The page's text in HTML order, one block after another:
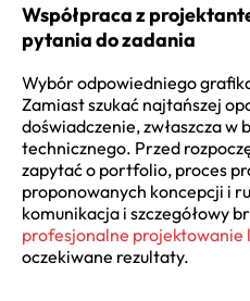
Współpraca z
pytania do zadania
Wybór odpowiedniego
Zamiast szukać najtańszej
doświadczenie, zwłaszcza w
technicznego. Przed
zapytać o portfolio, proces
proponowanych koncepcji i
komunikacja i szczegółowy
profesjonalne projektowanie
oczekiwane rezultaty.